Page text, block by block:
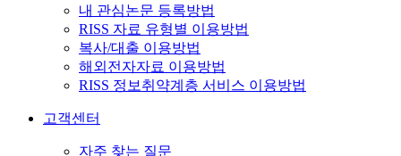
내 관심논문 등록방법
RISS 자료 유형별 이용방법
복사/대출 이용방법
해외전자자료 이용방법
RISS 정보취약계층 서비스 이용방법
고객센터
자주 찾는 질문